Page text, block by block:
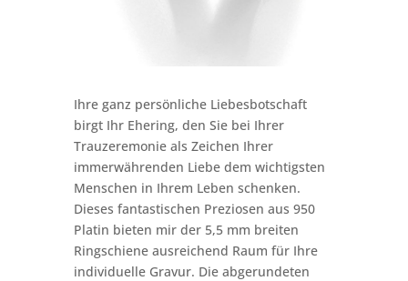
Ihre ganz persönliche Liebesbotschaft
birgt Ihr Ehering, den Sie bei Ihrer
Trauzeremonie als Zeichen Ihrer
immerwährenden Liebe dem wichtigsten
Menschen in Ihrem Leben schenken.
Dieses fantastischen Preziosen aus 950
Platin bieten mir der 5,5 mm breiten
Ringschiene ausreichend Raum für Ihre
individuelle Gravur. Die abgerundeten